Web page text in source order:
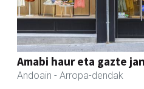
Amabi haur eta gazte
Andoain - Arropa-dendak